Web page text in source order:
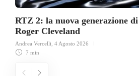
RTZ 2: la nuova generazione
Roger Cleveland
Andrea Vercelli 4 Agosto 2026
7 min